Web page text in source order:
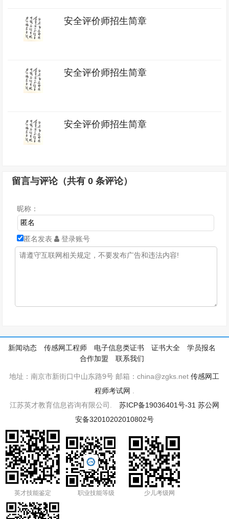
安全评价师招生简章
安全评价师招生简章
安全评价师招生简章
留言与评论（共有0 条评论）
昵称：
匿名发表 登录账号
新闻动态 传感网工程师 电子信息类证书 证书大全
学员报名
合作加盟
联系我们
地址：南京市新街口中山东路9号 邮箱：china@zgks.net传感网工
程师考试网
江苏英才教育信息咨询有限公司. 苏ICP备19036401号-31 苏公网
安备32010202010802号
英才技能鉴定 职业技能等级 少儿考级网